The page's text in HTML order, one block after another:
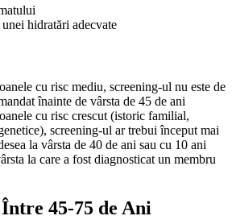
hidratări adecvate
cu risc mediu, screening-ul nu este de
înainte de vârsta de 45 de ani
cu risc crescut (istoric familial,
screening-ul ar trebui început mai
la vârsta de 40 de ani sau cu 10 ani
la care a fost diagnosticat un membru
45-75 de Ani